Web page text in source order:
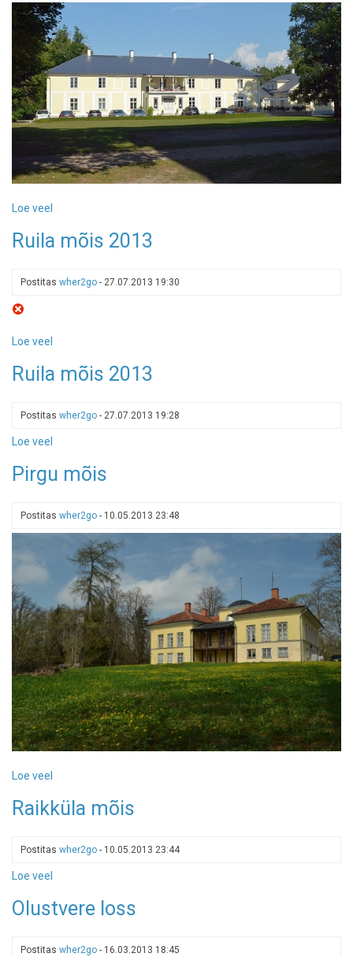
Loe veel
mõis
Ruila mõis 2013
Postitas wher2go - 27.07.2013 19:30
Loe veel
mõis
Ruila mõis 2013
Postitas wher2go - 27.07.2013 19:28
Loe veel
mõis
Pirgu mõis
Postitas wher2go - 10.05.2013 23:48
Loe veel
mõis
Raikküla mõis
Postitas wher2go - 10.05.2013 23:44
Loe veel
mõis
Olustvere loss
Postitas wher2go - 16.03.2013 18:45